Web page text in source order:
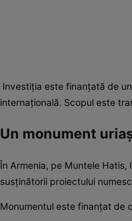
Investiția este finanțată de
internațională. Scopul este
Un monument
În Armenia, pe Muntele
susținătorii proiectului
Monumentul este finanțat de